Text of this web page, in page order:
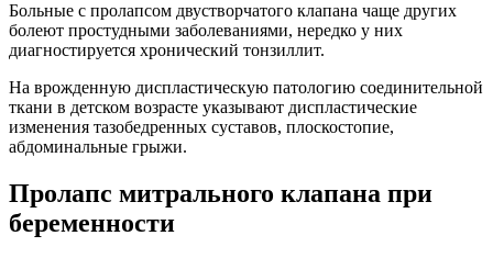
Больные с пролапсом двустворчатого клапана чаще других
болеют простудными заболеваниями, нередко у них
диагностируется хронический тонзиллит.
На врожденную диспластическую патологию соединительной
ткани в детском возрасте указывают диспластические
изменения тазобедренных суставов, плоскостопие,
абдоминальные грыжи.
Пролапс митрального клапана при
беременности